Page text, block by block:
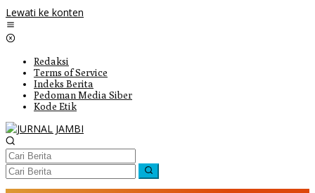
Lewati ke konten
Redaksi
Terms of Service
Indeks Berita
Pedoman Media Siber
Kode Etik